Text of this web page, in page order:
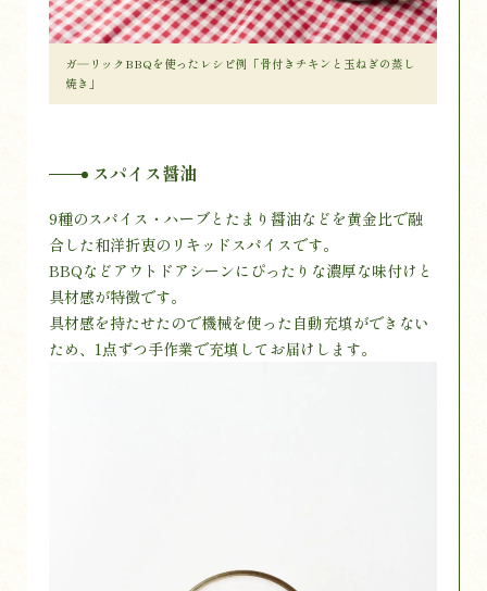
ガ―リックBBQを使ったレシピ例「骨付きチキンと玉ねぎの蒸し
焼き」
スパイス醤油
9種のスパイス・ハーブとたまり醤油などを黄金比で融
合した和洋折衷のリキッドスパイスです。
BBQなどアウトドアシーンにぴったりな濃厚な味付けと
具材感が特徴です。
具材感を持たせたので機械を使った自動充填ができない
ため、1点ずつ手作業で充填してお届けします。